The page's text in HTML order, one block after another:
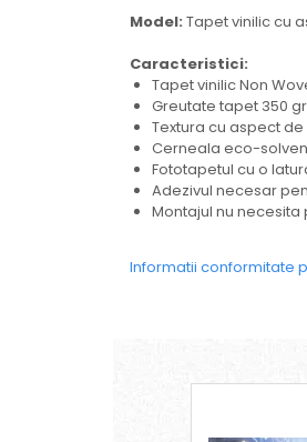
Model: Tapet vinilic cu
Caracteristici:
Tapet vinilic Non
Greutate tapet 350
Textura cu aspect
Cerneala eco-
Fototapetul cu o
Adezivul necesar
Montajul nu
Informatii conformitate